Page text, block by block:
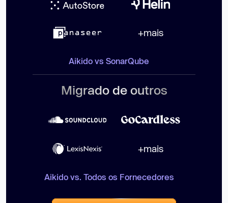
+mais
Aikido vs SonarQube
Migrado de outros
+mais
Aikido vs. Todos os Fornecedores